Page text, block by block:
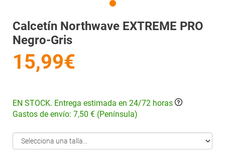
Calcetín Northwave EXTREME PRO
Negro-Gris
15,99€
EN STOCK. Entrega estimada en 24/72 horas
Gastos de envío: 7,50 € (Península)